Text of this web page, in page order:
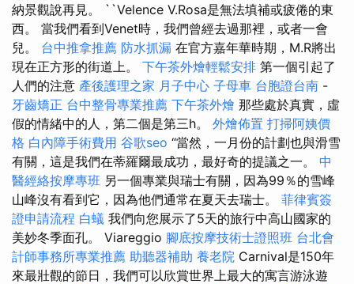
納景觀說再見。 ``Velence V.Rosa是無法填補或疲倦的東
西。 當我們看到Venet時，我們曾經去過那裡，或者一會
兒。 台中推拿推薦 防水抓漏 在官方嘉年華時期，M.R將出
現在正方形的街道上。 下午茶外燴輕鬆安排 第一個引起了
人們的注意 產後護理之家 月子中心 子母車 台胞證台南 -
牙齒矯正 台中整骨專業推薦 下午茶外燴 那些處於真實，虛
假的情緒中的人，第二個是第三h。 外燴佈置 打掃阿姨價
格 白內障手術費用 谷歌seo “當然，一月份的計劃也與滑雪
有關，這是我們在蒂羅爾最成功，最好奇的提議之一。 中
醫經絡按摩專班 另一個專業與瑞士有關，因為99％的雪峰
山峰沒有看到它，因為他們通常在夏天去瑞士。 菲律賓簽
證申請流程 白蟻 我們向您展示了5天的旅行中高山國家的
美妙冬季面孔。 Viareggio 腳底按摩技術士證照班 台北會
計師事務所專業推薦 助聽器補助 養老院 Carnival是150年
來最壯觀的節日，我們可以欣賞世界上最大的寓言游泳遊